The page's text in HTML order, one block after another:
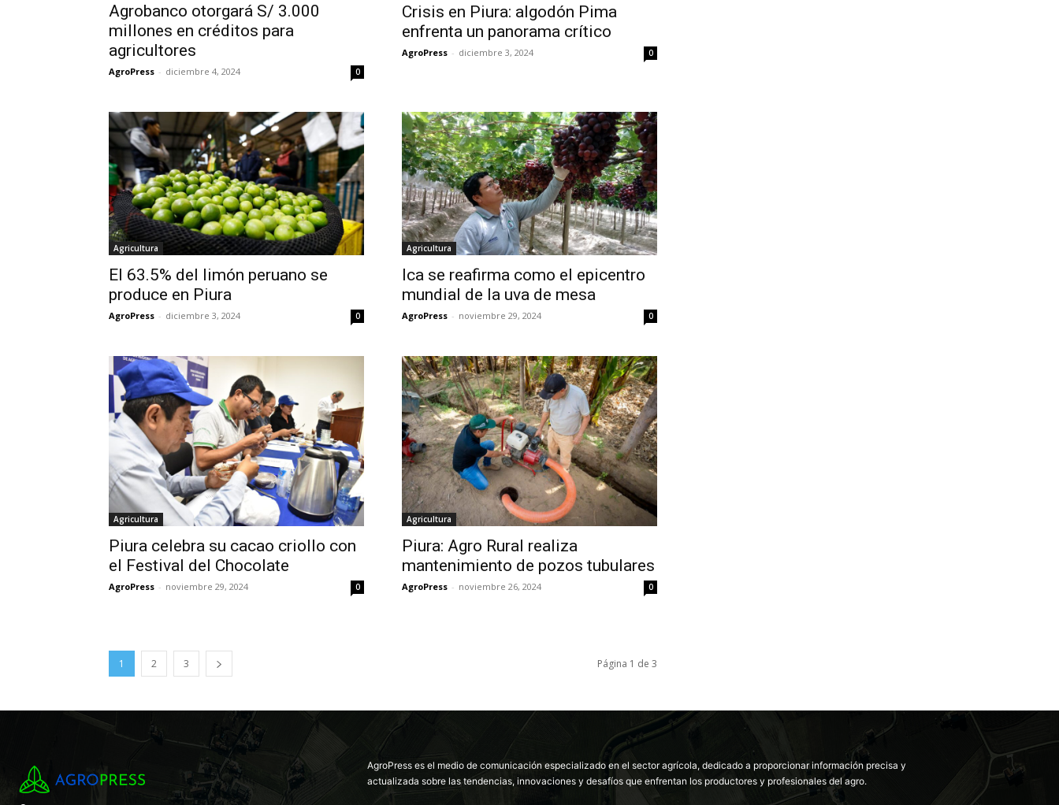
Agrobanco otorgará S/ 3.000
millones en créditos para
agricultores
AgroPress - diciembre 4, 2024 0
Crisis en Piura: algodón Pima
enfrenta un panorama crítico
AgroPress - diciembre 3, 2024 0
Agricultura
El 63.5% del limón peruano se
produce en Piura
AgroPress - diciembre 3, 2024 0
Agricultura
Ica se reafirma como el epicentro
mundial de la uva de mesa
AgroPress - noviembre 29, 2024 0
Agricultura
Piura celebra su cacao criollo con
el Festival del Chocolate
AgroPress - noviembre 29, 2024 0
Agricultura
Piura: Agro Rural realiza
mantenimiento de pozos tubulares
AgroPress - noviembre 26, 2024 0
1 2 3 Página 1 de 3
AgroPress es el medio de comunicación especializado en el sector agrícola, dedicado a proporcionar información precisa y
actualizada sobre las tendencias, innovaciones y desafíos que enfrentan los productores y profesionales del agro.